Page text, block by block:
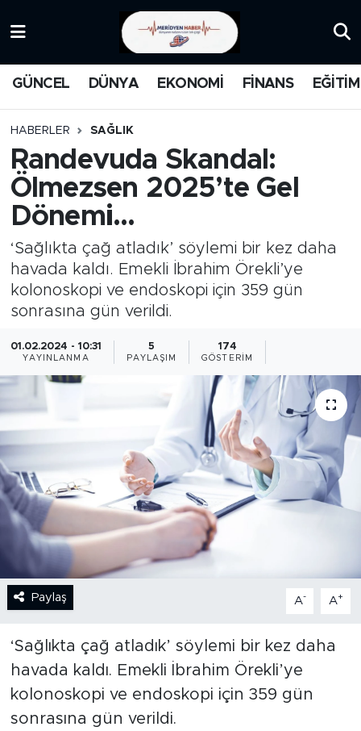
GÜNCEL DÜNYA EKONOMİ FİNANS EĞİTİM
HABERLER SAĞLIK
Randevuda Skandal:
Ölmezsen 2025’te Gel
Dönemi...
‘Sağlıkta çağ atladık’ söylemi bir kez daha
havada kaldı. Emekli İbrahim Örekli’ye
kolonoskopi ve endoskopi için 359 gün
sonrasına gün verildi.
01.02.2024 - 10:31
YAYINLANMA
5
PAYLAŞIM
174
GÖSTERIM
Paylaş A- A+
‘Sağlıkta çağ atladık’ söylemi bir kez daha
havada kaldı. Emekli İbrahim Örekli’ye
kolonoskopi ve endoskopi için 359 gün
sonrasına gün verildi.
MEDYA
FİNANS
DÜNYA
GÜNCEL
KARİKATÜR
ANALİZ
NOSTALJİ
KULİS
YAZARLAR
DİNİ
POLİTİKA
EKONOMİ
Trafik Durumu
Süper Lig Puan Durumu ve Fikstür
Tüm Manşetler
Son Dakika Haberleri
Haber Arşivi